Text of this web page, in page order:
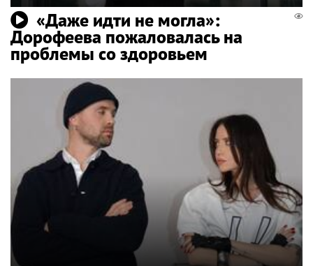
«Даже идти не могла»:
Дорофеева пожаловалась на
проблемы со здоровьем